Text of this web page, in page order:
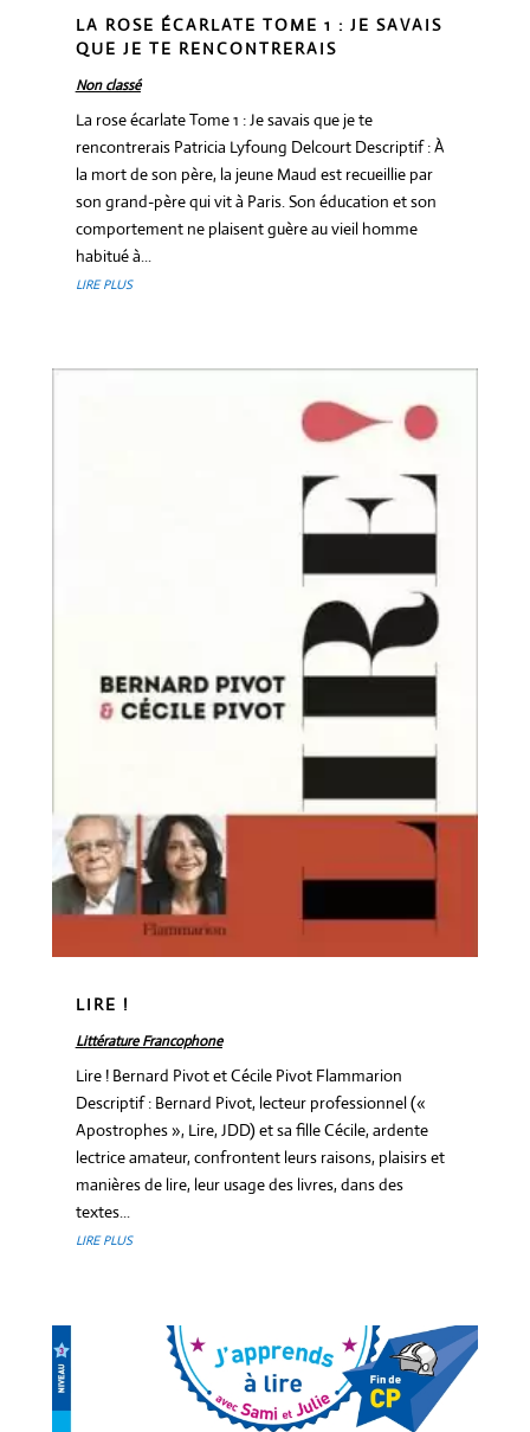
LA ROSE ÉCARLATE TOME 1 : JE SAVAIS
QUE JE TE RENCONTRERAIS
Non classé
La rose écarlate Tome 1 : Je savais que je te
rencontrerais Patricia Lyfoung Delcourt Descriptif : À
la mort de son père, la jeune Maud est recueillie par
son grand-père qui vit à Paris. Son éducation et son
comportement ne plaisent guère au vieil homme
habitué à...
LIRE PLUS
LIRE !
Littérature Francophone
Lire ! Bernard Pivot et Cécile Pivot Flammarion
Descriptif : Bernard Pivot, lecteur professionnel («
Apostrophes », Lire, JDD) et sa fille Cécile, ardente
lectrice amateur, confrontent leurs raisons, plaisirs et
manières de lire, leur usage des livres, dans des
textes...
LIRE PLUS